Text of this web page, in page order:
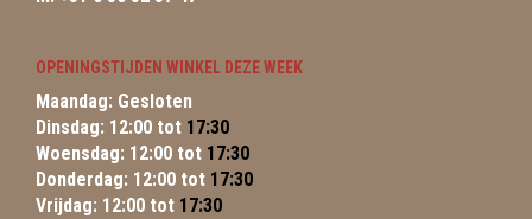
OPENINGSTIJDEN WINKEL DEZE WEEK
Maandag: Gesloten
Dinsdag: 12:00 tot 17:30
Woensdag: 12:00 tot 17:30
Donderdag: 12:00 tot 17:30
Vrijdag: 12:00 tot 17:30